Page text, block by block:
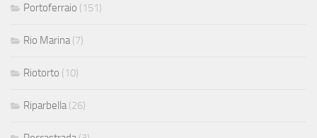
Portoferraio (151)
Rio Marina (7)
Riotorto (10)
Riparbella (26)